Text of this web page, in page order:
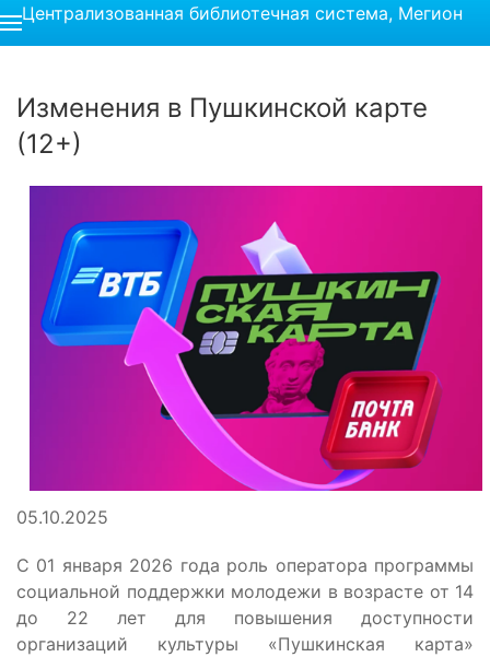
Централизованная библиотечная система, Мегион
Изменения в Пушкинской карте
(12+)
05.10.2025
С 01 января 2026 года роль оператора программы
социальной поддержки молодежи в возрасте от 14
до 22 лет для повышения доступности
организаций культуры «Пушкинская карта»